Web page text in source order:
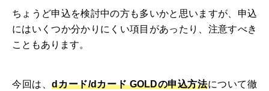
ちょうど申込を検討中の方も多いかと思いますが、申込
にはいくつか分かりにくい項目があったり、注意すべき
こともあります。
今回は、dカード/dカード GOLDの申込方法について徹